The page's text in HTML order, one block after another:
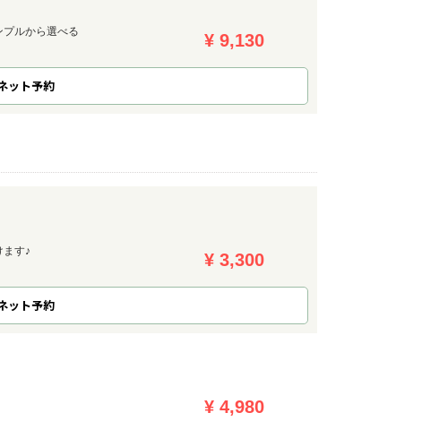
ルから選べる
¥ 9,130
ット予約
す♪
¥ 3,300
ット予約
¥ 4,980